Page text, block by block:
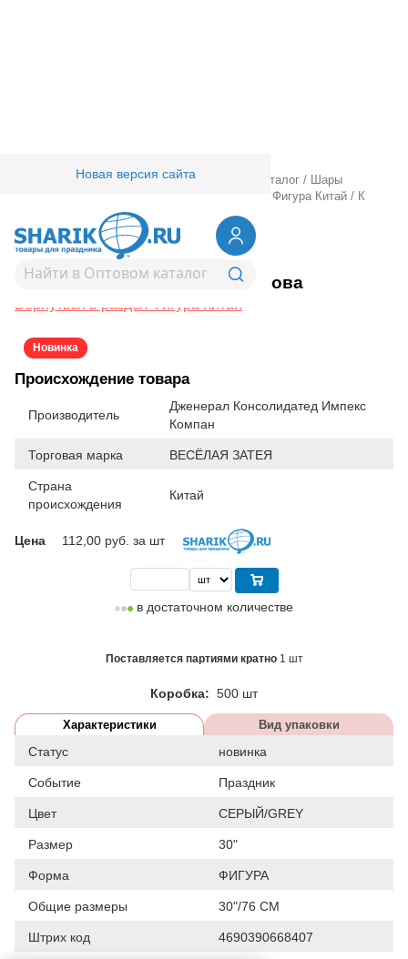
Новая версия сайта
Товары для праздника/ Оптовый каталог /
Шары
Фигура Китай / К
ФИГУРА Заяц голова
1207-6803К ФИГУРА Заяц голова
Вернуться в раздел Фигура Китай
Новинка
Происхождение товара
Производитель
Дженерал Консолидатед Импекс
Компан
Торговая марка ВЕСЁЛАЯ ЗАТЕЯ
Страна
происхождения
Китай
Цена 112,00 руб. за шт
в достаточном количестве
Поставляется партиями кратно 1 шт
Коробка: 500 шт
Характеристики Вид упаковки
Статус новинка
Событие Праздник
Цвет СЕРЫЙ/GREY
Размер 30"
Форма ФИГУРА
Общие размеры 30"/76 СМ
Штрих код 4690390668407